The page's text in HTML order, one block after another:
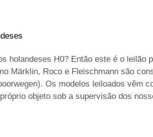
holandeses H0? Então este é o
Märklin, Roco e Fleischmann são
Os modelos leiloados
objeto sob a supervisão dos